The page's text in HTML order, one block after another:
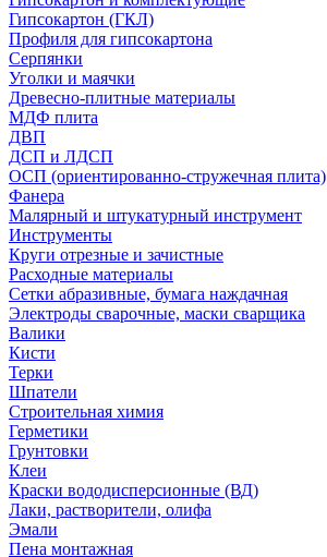
Гипсокартон (ГКЛ)
Профиля для гипсокартона
Серпянки
Уголки и маячки
Древесно-плитные материалы
МДФ плита
ДВП
ДСП и ЛДСП
ОСП (ориентированно-стружечная плита)
Фанера
Малярный и штукатурный инструмент
Инструменты
Круги отрезные и зачистные
Расходные материалы
Сетки абразивные, бумага наждачная
Электроды сварочные, маски сварщика
Валики
Кисти
Терки
Шпатели
Строительная химия
Герметики
Грунтовки
Клеи
Краски вододисперсионные (ВД)
Лаки, растворители, олифа
Эмали
Пена монтажная